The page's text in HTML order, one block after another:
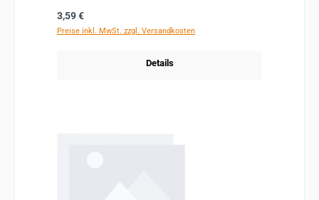
Regulärer Preis:
3,59 €
Preise inkl. MwSt. zzgl. Versandkosten
Details